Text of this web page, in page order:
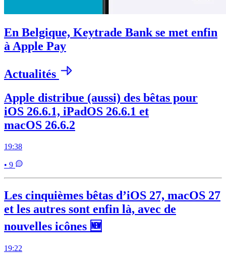
En Belgique, Keytrade Bank se met enfin
à Apple Pay
Actualités
Apple distribue (aussi) des bêtas pour
iOS 26.6.1, iPadOS 26.6.1 et
macOS 26.6.2
19:38
• 9
Les cinquièmes bêtas d’iOS 27, macOS 27
et les autres sont enfin là, avec de
nouvelles icônes 🆕
19:22